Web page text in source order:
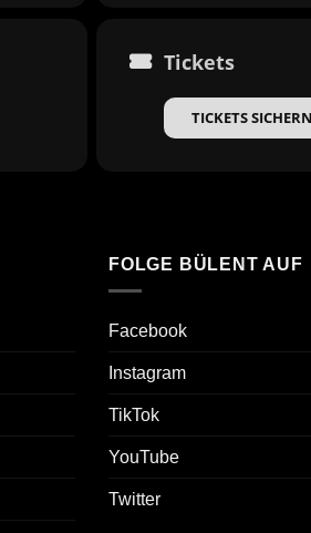
Tickets
TICKETS SICHERN
FOLGE BÜLENT AUF
Facebook
Instagram
TikTok
YouTube
Twitter